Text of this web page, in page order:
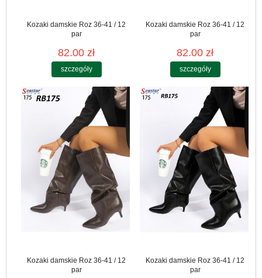
Kozaki damskie Roz 36-41 / 12
par
82.00 zł
szczegóły
Kozaki damskie Roz 36-41 / 12
par
82.00 zł
szczegóły
Kozaki damskie Roz 36-41 / 12
par
Kozaki damskie Roz 36-41 / 12
par